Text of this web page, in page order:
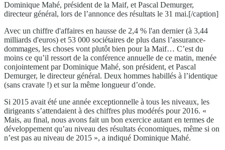
Dominique Mahé, président de la Maif, et Pascal Demurger,
directeur général, lors de l’annonce des résultats le 31 mai.[/caption]
Avec un chiffre d'affaires en hausse de 2,4 % l'an dernier (à 3,44
milliards d'euros) et 53 000 sociétaires de plus dans l’assurance-
dommages, les choses vont plutôt bien pour la Maif… C’est du
moins ce qu’il ressort de la conférence annuelle de ce matin, menée
conjointement par Dominique Mahé, son président, et Pascal
Demurger, le directeur général. Deux hommes habillés à l’identique
(sans cravate !) et sur la même longueur d’onde.
Si 2015 avait été une année exceptionnelle à tous les niveaux, les
dirigeants s’attendaient à des chiffres plus modérés pour 2016. «
Mais, au final, nous avons fait un bon exercice autant en termes de
développement qu’au niveau des résultats économiques, même si on
n’est pas au niveau de 2015 », a indiqué Dominique Mahé.